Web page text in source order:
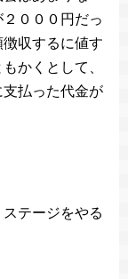
０００円だっ
収するに値す
かくとして、
払った代金が
テージをやる